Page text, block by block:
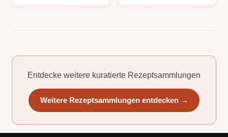
Entdecke weitere kuratierte Rezeptsammlungen
Weitere Rezeptsammlungen entdecken →